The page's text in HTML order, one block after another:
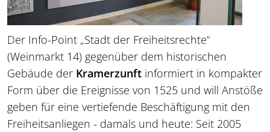
Der Info-Point „Stadt der Freiheitsrechte“
(Weinmarkt 14) gegenüber dem historischen
Gebäude der Kramerzunft informiert in kompakter
Form über die Ereignisse von 1525 und will Anstöße
geben für eine vertiefende Beschäftigung mit den
Freiheitsanliegen - damals und heute: Seit 2005